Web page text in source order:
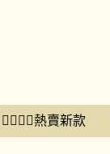
👍🏼👍🏼熱賣新款